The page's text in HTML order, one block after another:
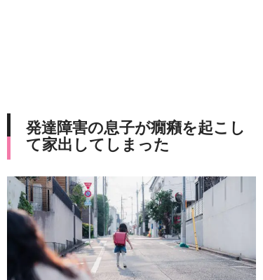
発達障害の息子が癇癪を起こし
て家出してしまった